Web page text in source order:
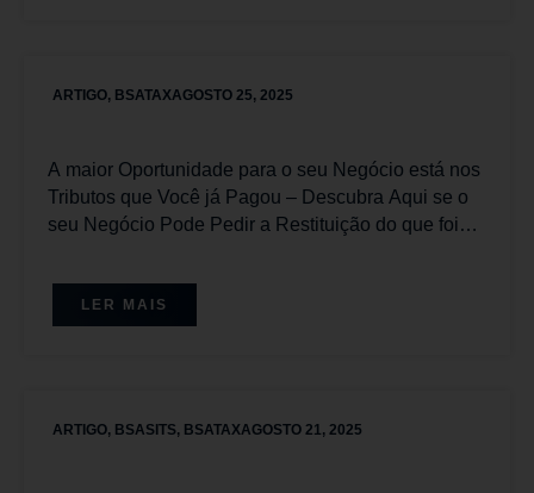
ARTIGO, BSATAXAGOSTO 25, 2025
A maior Oportunidade para o seu Negócio está nos
Tributos que Você já Pagou – Descubra Aqui se o
seu Negócio Pode Pedir a Restituição do que foi
LER MAIS
ARTIGO, BSASITS, BSATAXAGOSTO 21, 2025